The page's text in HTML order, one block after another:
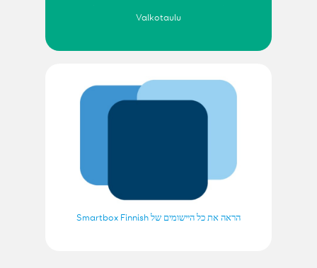
Valkotaulu
הראה את כל היישומים של Smartbox Finnish